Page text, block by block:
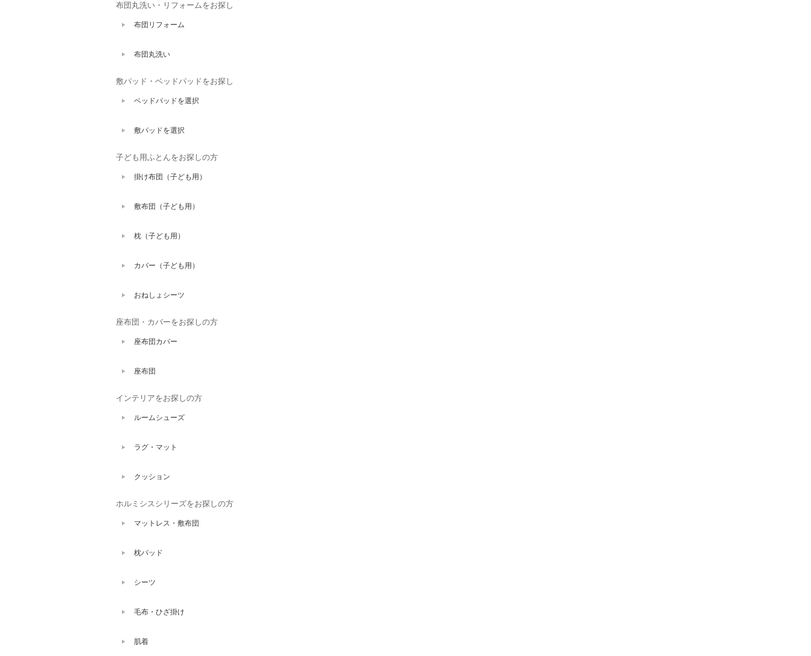
布団丸洗い・リフォームをお探し
布団リフォーム
布団丸洗い
敷パッド・ベッドパッドをお探し
ベッドパッドを選択
敷パッドを選択
子ども用ふとんをお探しの方
掛け布団（子ども用）
敷布団（子ども用）
枕（子ども用）
カバー（子ども用）
おねしょシーツ
座布団・カバーをお探しの方
座布団カバー
座布団
インテリアをお探しの方
ルームシューズ
ラグ・マット
クッション
ホルミシスシリーズをお探しの方
マットレス・敷布団
枕パッド
シーツ
毛布・ひざ掛け
肌着